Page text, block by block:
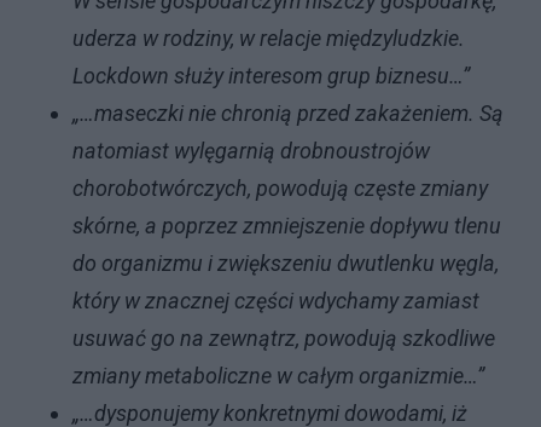
uderza w rodziny, w relacje międzyludzkie.
Lockdown służy interesom grup biznesu…”
„…maseczki nie chronią przed zakażeniem. Są
natomiast wylęgarnią drobnoustrojów
chorobotwórczych, powodują częste zmiany
skórne, a poprzez zmniejszenie dopływu tlenu
do organizmu i zwiększeniu dwutlenku węgla,
który w znacznej części wdychamy zamiast
usuwać go na zewnątrz, powodują szkodliwe
zmiany metaboliczne w całym organizmie…”
„…dysponujemy konkretnymi dowodami, iż